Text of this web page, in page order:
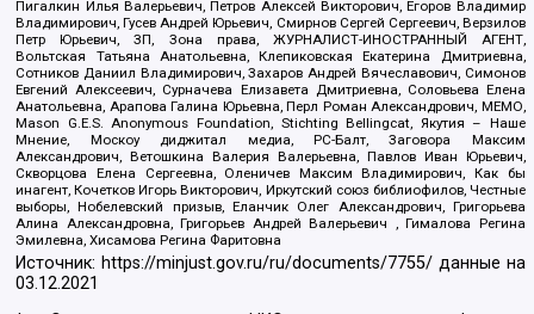
Пигалкин Илья Валерьевич, Петров Алексей Викторович, Егоров Владимир
Владимирович, Гусев Андрей Юрьевич, Смирнов Сергей Сергеевич, Верзилов
Петр Юрьевич, ЗП, Зона права, ЖУРНАЛИСТ-ИНОСТРАННЫЙ АГЕНТ,
Вольтская Татьяна Анатольевна, Клепиковская Екатерина Дмитриевна,
Сотников Даниил Владимирович, Захаров Андрей Вячеславович, Симонов
Евгений Алексеевич, Сурначева Елизавета Дмитриевна, Соловьева Елена
Анатольевна, Арапова Галина Юрьевна, Перл Роман Александрович, МЕМО,
Mason G.E.S. Anonymous Foundation, Stichting Bellingcat, Якутия – Наше
Мнение, Москоу диджитал медиа, РС-Балт, Заговора Максим
Александрович, Ветошкина Валерия Валерьевна, Павлов Иван Юрьевич,
Скворцова Елена Сергеевна, Оленичев Максим Владимирович, Как бы
инагент, Кочетков Игорь Викторович, Иркутский союз библиофилов, Честные
выборы, Нобелевский призыв, Еланчик Олег Александрович, Григорьева
Алина Александровна, Григорьев Андрей Валерьевич , Гималова Регина
Эмилевна, Хисамова Регина Фаритовна
Источник: https://minjust.gov.ru/ru/documents/7755/ данные на
03.12.2021